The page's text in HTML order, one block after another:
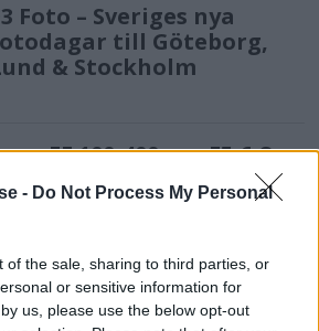
- Do Not Process My Personal
of the sale, sharing to third parties, or
or sensitive information for
us, please use the below opt-out
Foto – Sveriges nya
till Göteborg,
& Stockholm
FE 100-400mm F5,6-8
– lätt telezoom för
sport & natur
RX10 V – ny
med 24–